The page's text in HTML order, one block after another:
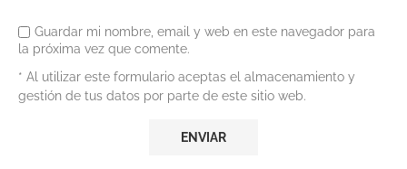
Guardar mi nombre, email y web en este navegador para
la próxima vez que comente.
* Al utilizar este formulario aceptas el almacenamiento y
gestión de tus datos por parte de este sitio web.